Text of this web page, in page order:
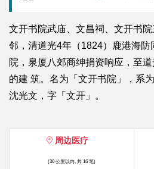
文开书院武庙、文昌祠、文开书
邻，清道光4年（1824）鹿港海防
院，泉厦八郊商绅捐资响应，至
的建 筑。名为「文开书院」，系
沈光文，字「文开」。
周边医疗
(30 公里以内, 共 16 笔)